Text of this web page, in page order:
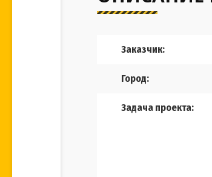
Заказчик:
Город:
Задача проекта: